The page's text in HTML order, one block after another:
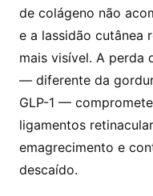
de colágeno não
e a lassidão cutânea
mais visível. A perda
— diferente da
GLP-1 —
ligamentos
emagrecimento e
descaído.